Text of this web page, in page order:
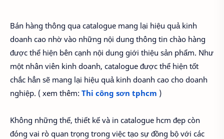
Bán hàng thông qua catalogue mang lại hiệu quả kinh
doanh cao nhờ vào những nội dung thông tin chào hàng
được thể hiện bên cạnh nội dung giới thiệu sản phẩm. Như
một nhân viên kinh doanh, catalogue được thể hiện tốt
chắc hẳn sẽ mang lại hiệu quả kinh doanh cao cho doanh
nghiệp. ( xem thêm: Thi công sơn tphcm )
Không những thế, thiết kế và in catalogue hcm đẹp còn
đóng vai rò quan trọng trong việc tạo sự đồng bộ với các